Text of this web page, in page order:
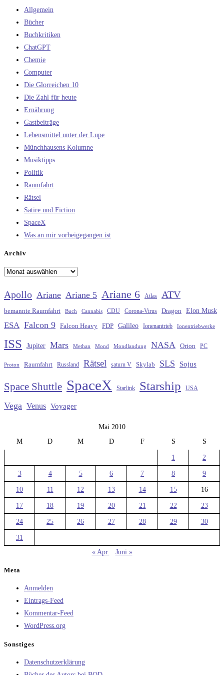
Allgemein
Bücher
Buchkritiken
ChatGPT
Chemie
Computer
Die Glorreichen 10
Die Zahl für heute
Ernährung
Gastbeiträge
Lebensmittel unter der Lupe
Münchhausens Kolumne
Musiktipps
Politik
Raumfahrt
Rätsel
Satire und Fiction
SpaceX
Was an mir vorbeigegangen ist
Archiv
Archiv
Apollo Ariane Ariane 5 Ariane 6 Atlas ATV
bemannte Raumfahrt Buch Cannabis CDU Corona-Virus Dragon Elon Musk
ESA Falcon 9 Falcon Heavy FDP Galileo Ionenantrieb Ionentriebwerke
ISS Jupiter Mars Methan Mond Mondlandung NASA Orion PC
Proton Raumfahrt Russland Rätsel saturn V Skylab SLS Sojus
Space Shuttle SpaceX Starlink Starship USA
Vega Venus Voyager
Mai 2010
M
D M D F S S
1 2
3 4 5 6 7 8 9
10 11 12 13 14 15 16
17 18 19 20 21 22 23
24 25 26 27 28 29 30
31
« Apr.
Juni »
Meta
Anmelden
Eintrags-Feed
Kommentar-Feed
WordPress.org
Sonstiges
Datenschutzerklärung